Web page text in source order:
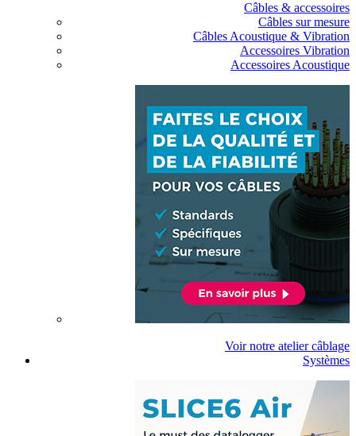
Câbles & accessoires
Câbles sur mesure
Câbles Acoustique & Vibration
Accessoires Vibration
Accessoires Acoustique
Voir notre atelier câblage
Systèmes